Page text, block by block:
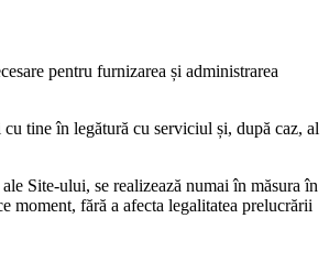
pentru furnizarea și administrarea
tine în legătură cu serviciul și, după caz, al
Site-ului, se realizează numai în măsura în
moment, fără a afecta legalitatea prelucrării